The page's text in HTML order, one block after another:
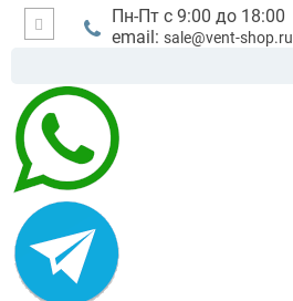
Пн-Пт с 9:00 до 18:00
email: sale@vent-shop.ru